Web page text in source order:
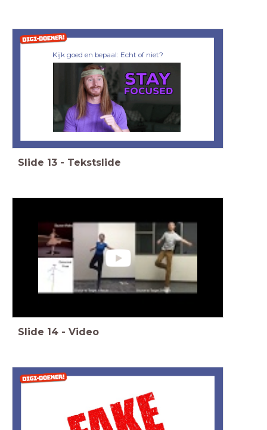
Kijk goed en bepaal: Echt of niet?
Slide 13 - Tekstslide
Slide 14 - Video